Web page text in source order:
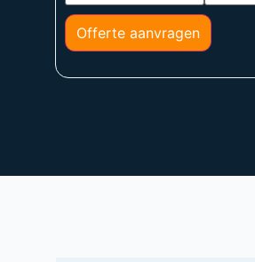
Offerte aanvragen